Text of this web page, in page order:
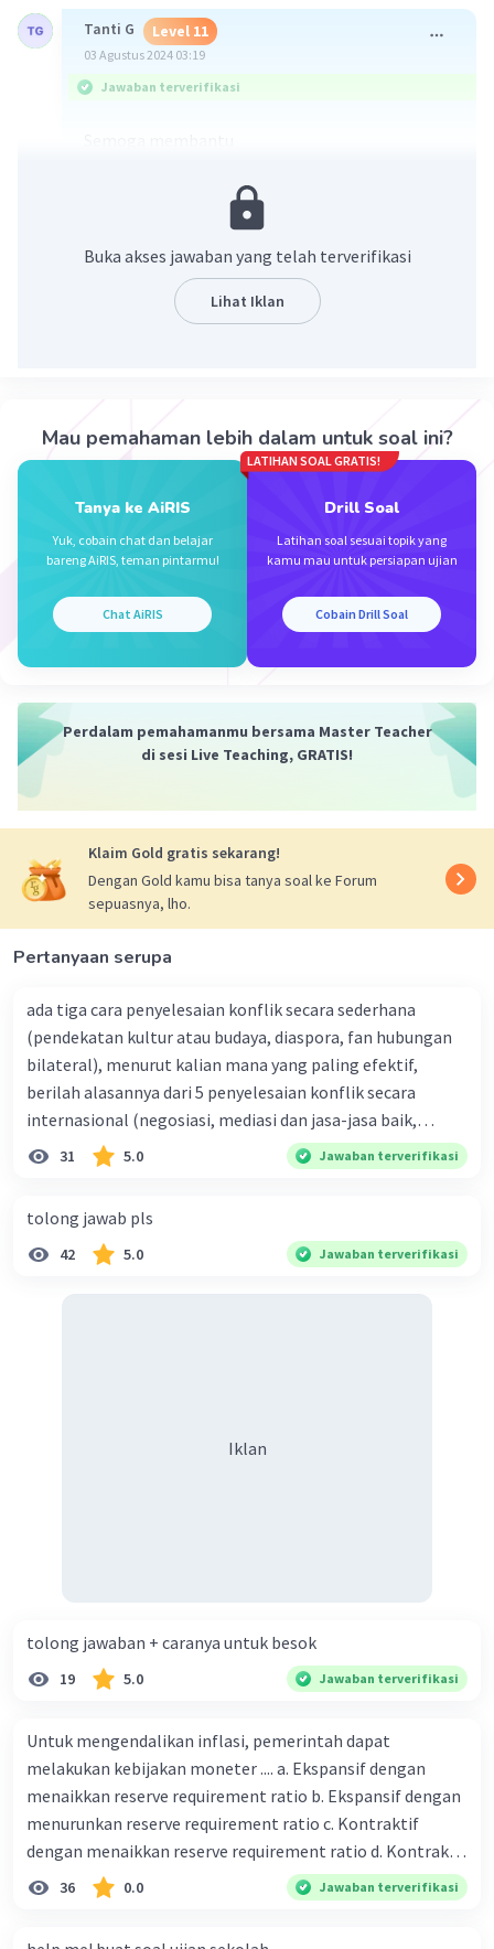
Tanti G Level 11
03 Agustus 2024 03:19
Jawaban terverifikasi
Buka akses jawaban yang telah terverifikasi
Lihat Iklan
Mau pemahaman lebih dalam untuk soal ini?
Tanya ke AiRIS
Yuk, cobain chat dan belajar
bareng AiRIS, teman pintarmu!
Chat AiRIS
LATIHAN SOAL GRATIS!
Drill Soal
Latihan soal sesuai topik yang
kamu mau untuk persiapan ujian
Cobain Drill Soal
Perdalam pemahamanmu bersama Master Teacher
di sesi Live Teaching, GRATIS!
Klaim Gold gratis sekarang!
Dengan Gold kamu bisa tanya soal ke Forum
sepuasnya, lho.
Pertanyaan serupa
ada tiga cara penyelesaian konflik secara sederhana
(pendekatan kultur atau budaya, diaspora, fan hubungan
bilateral), menurut kalian mana yang paling efektif,
berilah alasannya dari 5 penyelesaian konflik secara
internasional (negosiasi, mediasi dan jasa-jasa baik,
konsiliasi, penyelidikan, dan penyelesaian di bawah
naungan organisasi PBB), menurut kalian mana yang
31 5.0 Jawaban terverifikasi
tolong jawab pls
42 5.0 Jawaban terverifikasi
Iklan
tolong jawaban + caranya untuk besok
19 5.0 Jawaban terverifikasi
Untuk mengendalikan inflasi, pemerintah dapat
melakukan kebijakan moneter .... a. Ekspansif dengan
menaikkan reserve requirement ratio b. Ekspansif dengan
menurunkan reserve requirement ratio c. Kontraktif
dengan menaikkan reserve requirement ratio d. Kontraktif
dengan menurunkan reserve requirement ratio e.
Ekspansif dengan menaikkan tingkat diskonto Bila Bank
36 0.0 Jawaban terverifikasi